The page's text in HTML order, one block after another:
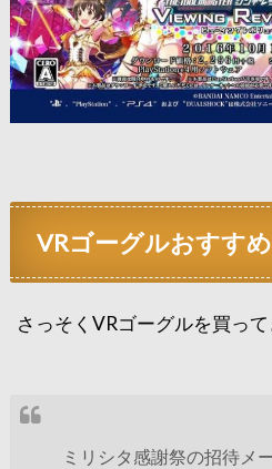
VRゴーグルおすすめ
さっそくVRゴーグルを買って
ミリシタ感謝祭の招待メ